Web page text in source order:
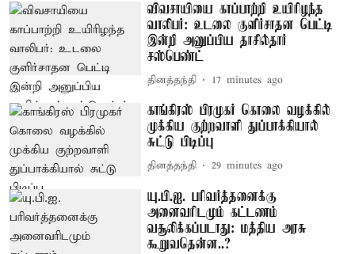
விவசாயியை காப்பாற்றி உயிரிழந்த
வாலிபர்: உடலை குளிர்சாதன பெட்டி
இன்றி அனுப்பிய தாசில்தார்
சஸ்பெண்ட்
தினத்தந்தி 17 minutes ago
காங்கிரஸ் பிரமுகர் கொலை வழக்கில்
முக்கிய குற்றவாளி துப்பாக்கியால்
சுட்டு பிடிப்பு
தினத்தந்தி 29 minutes ago
யு.பி.ஐ. பரிவர்த்தனைக்கு
அனைவரிடமும் கட்டணம்
வசூலிக்கப்படாது: மத்திய அரசு
கூறுவதென்ன..?